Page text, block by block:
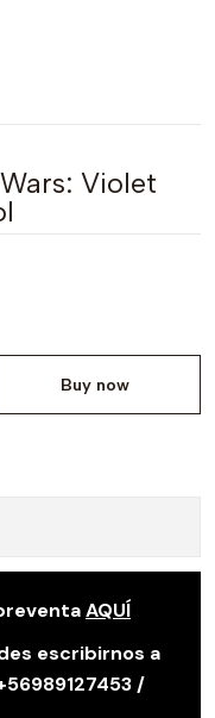
Violet
Buy now
AQUÍ
escribirnos a
/